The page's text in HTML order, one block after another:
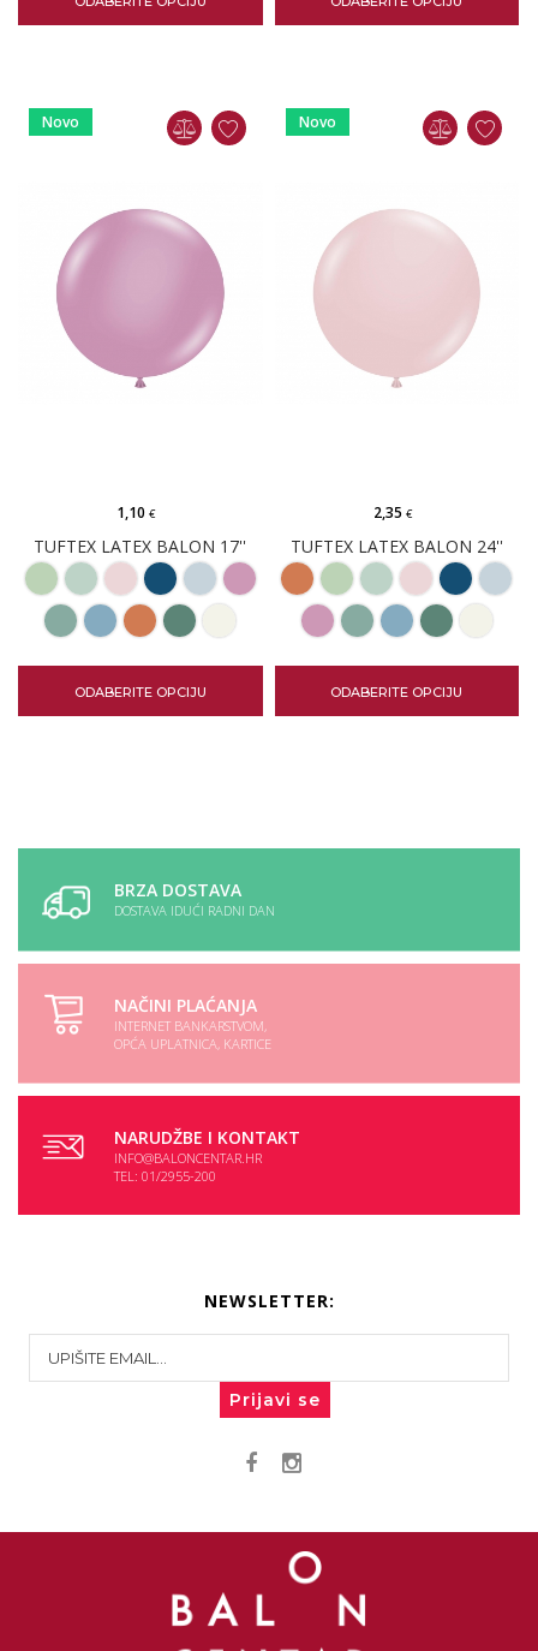
Novo
TUFTEX LATEX BALON 17''
1,10€
ODABERITE OPCIJU
Novo
TUFTEX LATEX BALON 24''
2,35 €
ODABERITE OPCIJU
BRZA DOSTAVA
DOSTAVA IDUĆI RADNI DAN
NAČINI PLAĆANJA
INTERNET BANKARSTVOM,
OPĆA UPLATNICA, KARTICE
NARUDŽBE I KONTAKT
INFO@BALONCENTAR.HR
TEL: 01/2955-200
NEWSLETTER:
Prijavi se